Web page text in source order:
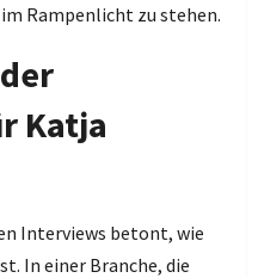
Rampenlicht zu stehen.
Katja
Interviews betont, wie
In einer Branche, die